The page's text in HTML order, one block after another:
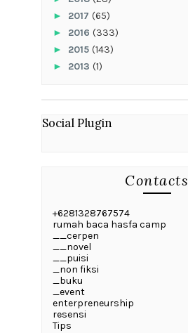
► 2017 (65)
► 2016 (333)
► 2015 (143)
► 2013 (1)
Social Plugin
Contacts
+6281328767574
rumah baca hasfa camp
__cerpen
__novel
__puisi
_non fiksi
_buku
_event
enterpreneurship
resensi
Tips